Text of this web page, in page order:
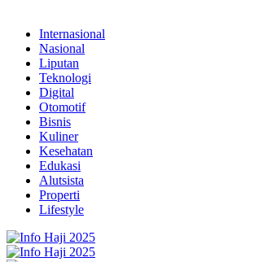
Internasional
Nasional
Liputan
Teknologi
Digital
Otomotif
Bisnis
Kuliner
Kesehatan
Edukasi
Alutsista
Properti
Lifestyle